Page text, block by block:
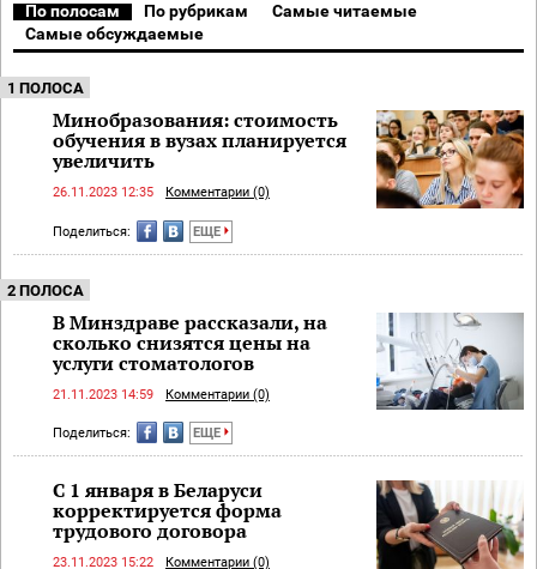
По полосам По рубрикам
Самые читаемые
Самые обсуждаемые
1 ПОЛОСА
Минобразования: стоимость
обучения в вузах планируется
увеличить
26.11.2023 12:35 Комментарии (0)
Поделиться: ЕЩЕ
2 ПОЛОСА
В Минздраве рассказали, на
сколько снизятся цены на
услуги стоматологов
21.11.2023 14:59 Комментарии (0)
Поделиться: ЕЩЕ
С 1 января в Беларуси
корректируется форма
трудового договора
23.11.2023 15:22 Комментарии (0)